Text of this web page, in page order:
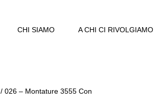
CHI SIAMO A CHI CI RIVOLGIAMO
/ 026 – Montature 3555 Con